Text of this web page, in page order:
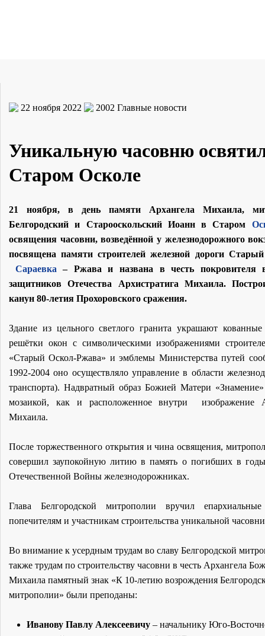
22 ноября 2022 2002 Главные новости
Уникальную часовню
Старом Осколе
21 ноября, в день памяти Архангела Михаила,
Белгородский и Старооскольский Иоанн в Старом
освящения часовни, возведённой у железнодорожного
посвящена памяти строителей железной дороги
Сараевка – Ржава и названа в честь покровителя
защитников Отечества Архистратига Михаила.
канун 80-летия Прохоровского сражения.
Здание из цельного светлого гранита украшают
решётки окон с символическими изображениями
«Старый Оскол-Ржава» и эмблемы Министерства путей
1992-2004 оно осуществляло управление в области
транспорта). Надвратный образ Божией Матери
мозаикой, как и расположенное внутри изображение
Михаила.
После торжественного открытия и чина освящения,
совершил заупокойную литию в память о погибших в
Отечественной Войны железнодорожниках.
Глава Белгородской митрополии вручил
попечителям и участникам строительства уникальной
Во внимание к усердным трудам во славу Белгородской
также трудам по строительству часовни в честь Архангела
Михаила памятный знак «К 10-летию возрождения
митрополии» были преподаны:
Иванову Павлу Алексеевичу – начальнику Юго-